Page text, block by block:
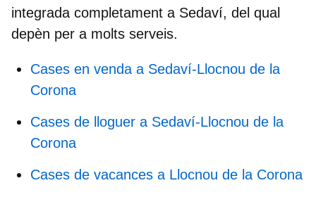
integrada completament a Sedaví, del qual
depèn per a molts serveis.
Cases en venda a Sedaví-Llocnou de la
Corona
Cases de lloguer a Sedaví-Llocnou de la
Corona
Cases de vacances a Llocnou de la Corona